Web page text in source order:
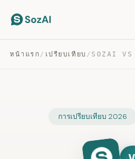
หน้าแรก / เปรียบเทียบ / SOZAI VS
การเปรียบเทียบ 2026